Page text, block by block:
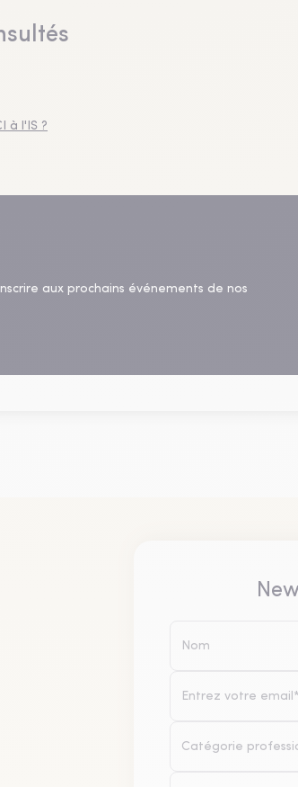
à l'IS ?
aux prochains événements de nos
Catégorie